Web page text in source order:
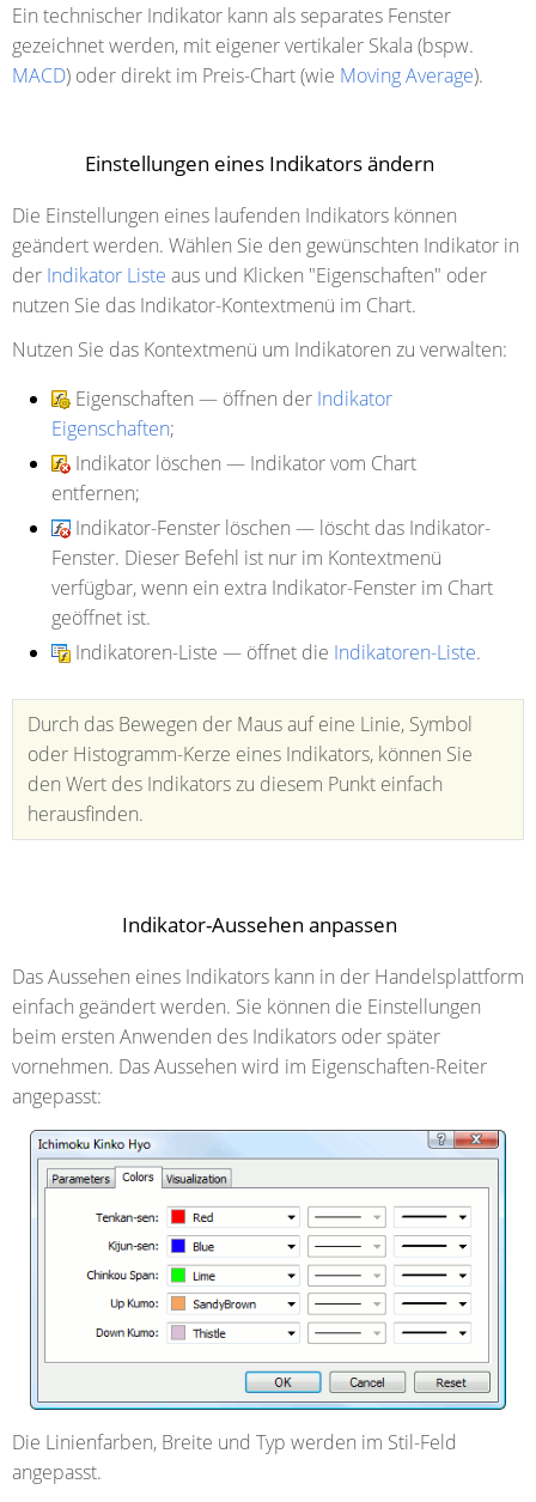
Ein technischer Indikator kann als separates Fenster
gezeichnet werden, mit eigener vertikaler Skala (bspw.
MACD) oder direkt im Preis-Chart (wie Moving Average).
Einstellungen eines Indikators ändern
Die Einstellungen eines laufenden Indikators können
geändert werden. Wählen Sie den gewünschten Indikator in
der Indikator Liste aus und Klicken "Eigenschaften" oder
nutzen Sie das Indikator-Kontextmenü im Chart.
Nutzen Sie das Kontextmenü um Indikatoren zu verwalten:
Eigenschaften — öffnen der Indikator
Eigenschaften;
Indikator löschen — Indikator vom Chart
entfernen;
Indikator-Fenster löschen — löscht das Indikator-
Fenster. Dieser Befehl ist nur im Kontextmenü
verfügbar, wenn ein extra Indikator-Fenster im Chart
geöffnet ist.
Indikatoren-Liste — öffnet die Indikatoren-Liste.
Durch das Bewegen der Maus auf eine Linie, Symbol
oder Histogramm-Kerze eines Indikators, können Sie
den Wert des Indikators zu diesem Punkt einfach
herausfinden.
Indikator-Aussehen anpassen
Das Aussehen eines Indikators kann in der Handelsplattform
einfach geändert werden. Sie können die Einstellungen
beim ersten Anwenden des Indikators oder später
vornehmen. Das Aussehen wird im Eigenschaften-Reiter
angepasst:
Die Linienfarben, Breite und Typ werden im Stil-Feld
angepasst.